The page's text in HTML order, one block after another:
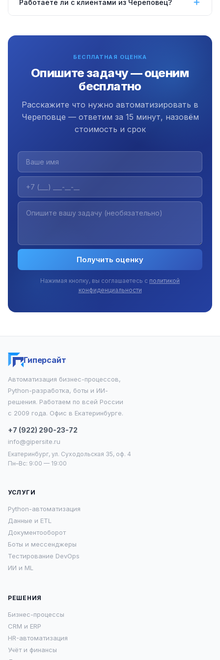
сервере, VPS (от 300 ₽/мес), настроить запуск на
Работаете ли с клиентами из Череповец?
Череповце. Коммуникация через Telegram, Zoom
БЕСПЛАТНАЯ ОЦЕНКА
Опишите задачу — оценим
бесплатно
Расскажите что нужно автоматизировать в
Череповце — ответим за 15 минут, назовём
стоимость и срок
Получить оценку
Нажимая кнопку, вы соглашаетесь с политикой
конфиденциальности
Гиперсайт
Автоматизация бизнес-процессов,
Python-разработка, боты и ИИ-
решения. Работаем по всей России
с 2009 года. Офис в Екатеринбурге.
+7 (922) 290-23-72
info@gipersite.ru
Екатеринбург, ул. Суходольская 35, оф. 4
Пн–Вс: 9:00 — 19:00
УСЛУГИ
Python-автоматизация
Данные и ETL
Документооборот
Боты и мессенджеры
Тестирование DevOps
ИИ и ML
РЕШЕНИЯ
Бизнес-процессы
CRM и ERP
HR-автоматизация
Учёт и финансы